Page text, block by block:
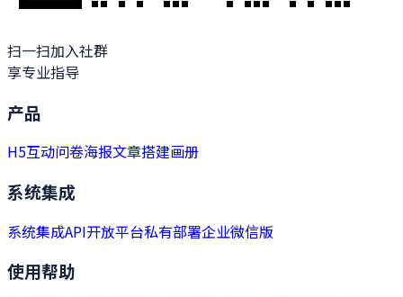
扫一扫加入社群
享专业指导
产品
H5互动问卷海报文章搭建画册
系统集成
系统集成API开放平台私有部署企业微信版
使用帮助